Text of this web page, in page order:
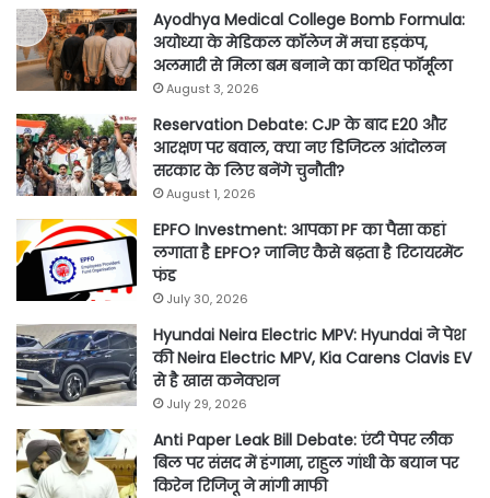
Ayodhya Medical College Bomb Formula:
अयोध्या के मेडिकल कॉलेज में मचा हड़कंप,
अलमारी से मिला बम बनाने का कथित फॉर्मूला
August 3, 2026
Reservation Debate: CJP के बाद E20 और
आरक्षण पर बवाल, क्या नए डिजिटल आंदोलन
सरकार के लिए बनेंगे चुनौती?
August 1, 2026
EPFO Investment: आपका PF का पैसा कहां
लगाता है EPFO? जानिए कैसे बढ़ता है रिटायरमेंट
फंड
July 30, 2026
Hyundai Neira Electric MPV: Hyundai ने पेश
की Neira Electric MPV, Kia Carens Clavis EV
से है खास कनेक्शन
July 29, 2026
Anti Paper Leak Bill Debate: एंटी पेपर लीक
बिल पर संसद में हंगामा, राहुल गांधी के बयान पर
किरेन रिजिजू ने मांगी माफी